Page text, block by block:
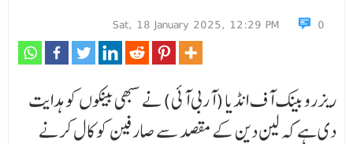
Sat, 18 January 2025, 12:29 PM
0
ریزرو بینک آف انڈیا (آربی آئی) نے سبھی بینکوں کو ہدایت
دی ہے کہ لین دین کے مقصد سے صارفین کو کال کرنے